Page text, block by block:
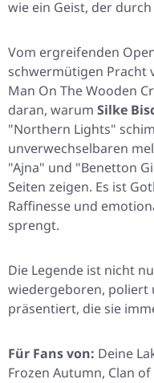
wie ein Geist, der
Vom ergreifenden
schwermütigen Pracht
Man On The Wooden
daran, warum Silke
"Northern Lights"
unverwechselbaren
"Ajna" und "Benetton
Seiten zeigen. Es ist
Raffinesse und
sprengt.
Die Legende ist nicht
wiedergeboren,
präsentiert, die sie
Für Fans von: Deine
Frozen Autumn, Clan